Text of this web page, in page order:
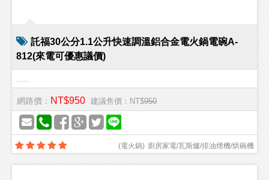
託福30公分1.1公升快速調溫鋁合金電火鍋電碗A-
812(來電可優惠議價)
網路價： NT$950 建議售價：NT$950
廚房家電/瓦斯爐/排油煙機/烘碗機
(電火鍋)